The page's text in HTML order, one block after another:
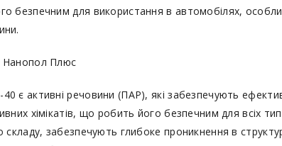
безпечним для використання в автомобілях,
Плюс
є активні речовини (ПАР), які забезпечують
хімікатів, що робить його безпечним для всіх
складу, забезпечують глибоке проникнення в